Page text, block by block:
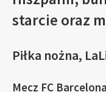
starcie oraz
Piłka nożna,
Mecz FC